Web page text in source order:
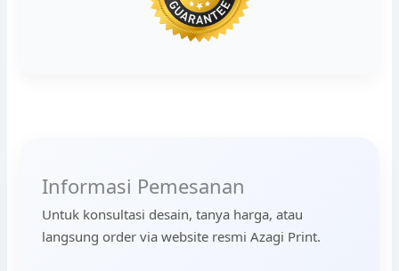
Informasi Pemesanan
Untuk konsultasi desain, tanya harga, atau
langsung order via website resmi Azagi Print.